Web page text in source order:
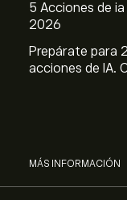
5 Acciones de
2026
Prepárate para
acciones de IA.
MÁS INFORMACIÓN